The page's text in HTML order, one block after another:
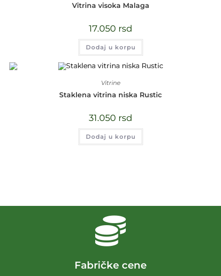
Vitrina visoka Malaga
17.050 rsd
Dodaj u korpu
Vitrine
Staklena vitrina niska Rustic
31.050 rsd
Dodaj u korpu
Fabričke cene